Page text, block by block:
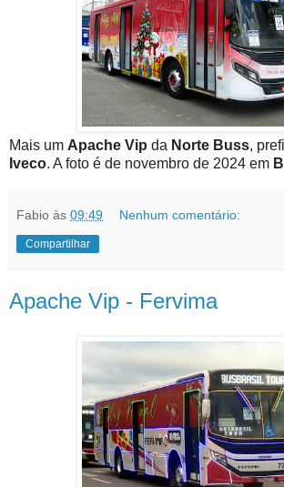
Mais um Apache Vip da Norte Buss,
Iveco. A foto é de novembro de 2024 em
Fabio às 09:49 Nenhum comentário:
Compartilhar
Apache Vip - Fervima